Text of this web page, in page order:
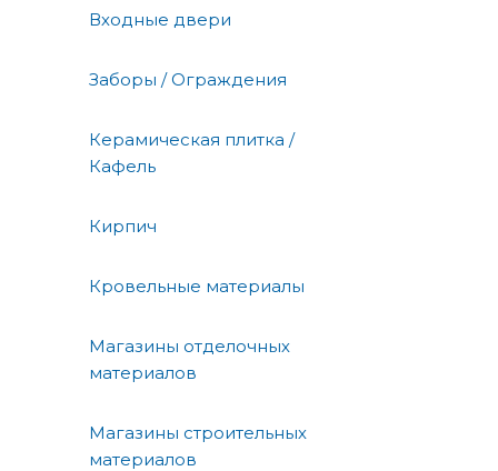
Входные двери
Заборы / Ограждения
Керамическая плитка /
Кафель
Кирпич
Кровельные материалы
Магазины отделочных
материалов
Магазины строительных
материалов